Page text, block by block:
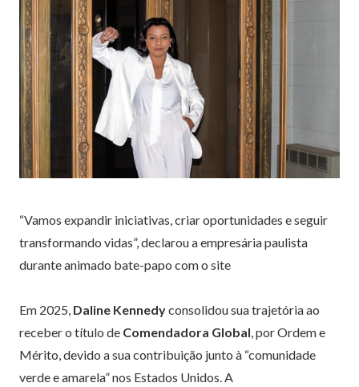
“Vamos expandir iniciativas, criar oportunidades e seguir
transformando vidas”, declarou a empresária paulista
durante animado bate-papo com o site
Em 2025, Daline Kennedyconsolidou sua trajetória ao
receber o título de Comendadora Global, por Ordem e
Mérito, devido a sua contribuição junto à “comunidade
verde e amarela” nos Estados Unidos. A